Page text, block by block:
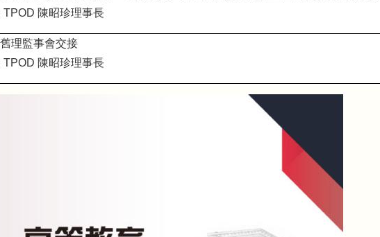
TPOD 陳昭珍理事長
理監事會交接
TPOD 陳昭珍理事長